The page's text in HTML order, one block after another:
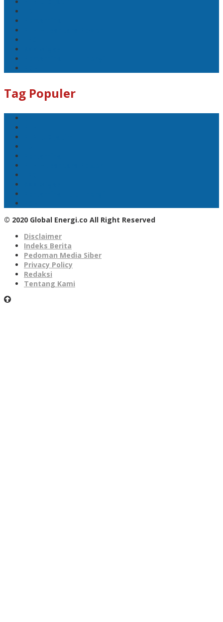
Tag Populer
© 2020 Global Energi.co All Right Reserved
Disclaimer
Indeks Berita
Pedoman Media Siber
Privacy Policy
Redaksi
Tentang Kami